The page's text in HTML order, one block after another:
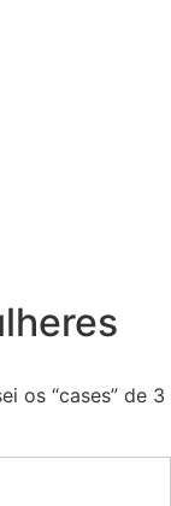
os “cases” de 3